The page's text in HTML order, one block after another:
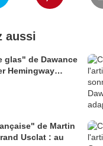
aussi
glas" de Dawance
Hemingway…
de Martin
Usclat : au